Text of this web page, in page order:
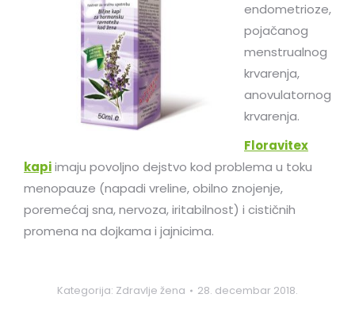
endometrioze,
pojačanog
menstrualnog
krvarenja,
anovulatornog
krvarenja.
Floravitex
kapiimaju povoljno dejstvo kod problema u toku
menopauze (napadi vreline, obilno znojenje,
poremećaj sna, nervoza, iritabilnost) i cističnih
promena na dojkama i jajnicima.
Kategorija: Zdravlje žena 28. decembar 2018.